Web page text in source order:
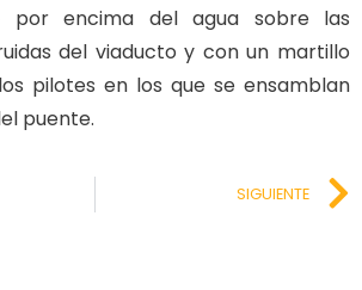
por encima del agua sobre las
del viaducto y con un martillo
pilotes en los que se ensamblan
puente.
SIGUIENTE